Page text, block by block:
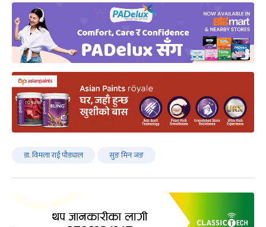
डा. विमला राई पौड्याल सुङ मिन जङ